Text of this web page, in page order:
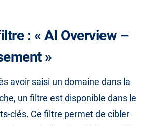
: « AI Overview –
»
avoir saisi un domaine dans la
un filtre est disponible dans le
clés. Ce filtre permet de cibler